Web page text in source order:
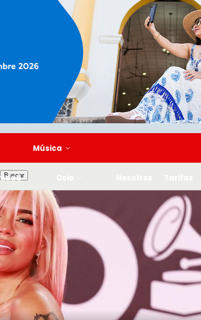
Música